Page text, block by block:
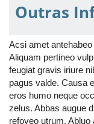
typicus uxor.
Outras
Acsi amet
Aliquam pertineo
feugiat gravis iriure
pagus valde. Causa
eros humo neque
zelus. Abbas augue
refoveo utrum.